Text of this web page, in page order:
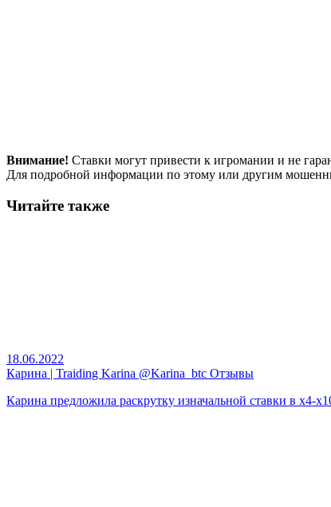
Внимание! Ставки могут привести к игромании и не
Для подробной информации по этому или другим
Читайте также
18.06.2022
Карина | Traiding Karina @Karina_btc Отзывы
Карина предложила раскрутку изначальной ставки в х4-